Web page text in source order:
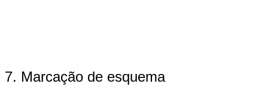
7. Marcação de esquema